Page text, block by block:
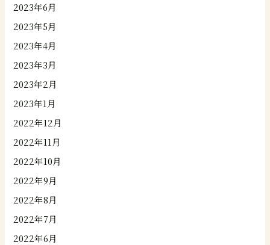
2023年6月
2023年5月
2023年4月
2023年3月
2023年2月
2023年1月
2022年12月
2022年11月
2022年10月
2022年9月
2022年8月
2022年7月
2022年6月